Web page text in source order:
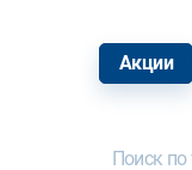
Акции